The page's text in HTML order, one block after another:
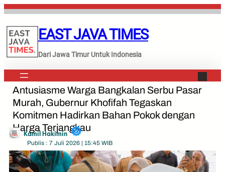
Lewati
konten
EAST JAVA TIMES
Dari Jawa Timur Untuk Indonesia
Antusiasme Warga Bangkalan Serbu Pasar
Murah, Gubernur Khofifah Tegaskan
Komitmen Hadirkan Bahan Pokok dengan
Harga Terjangkau
Kamil Hakimin
Publis : 7 Juli 2026 | 15:45 WIB